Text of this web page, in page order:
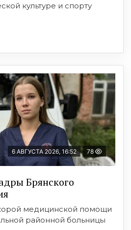
культуре и спорту
6 АВГУСТА 2026, 16:52 78
Брянского
медицинской помощи
районной больницы